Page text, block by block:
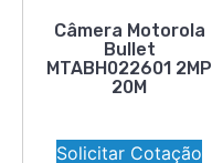
Câmera Motorola
Bullet
MTABH022601 2MP
20M
Solicitar Cotação